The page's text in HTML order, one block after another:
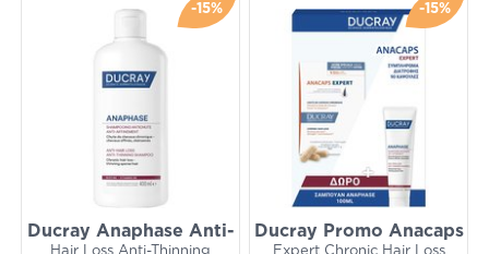
-15%
Ducray Anaphase Anti-
-15%
Ducray Promo Anacaps